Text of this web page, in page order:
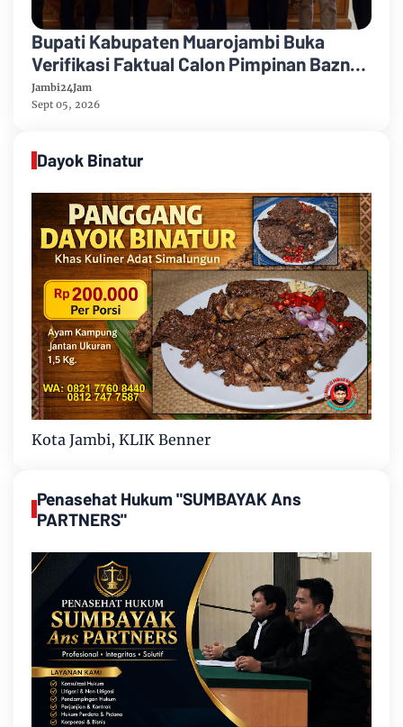
Bupati Kabupaten Muarojambi Buka
Verifikasi Faktual Calon Pimpinan Baznas
Tahun 2026-2031
Jambi24Jam
Sept 05, 2026
Dayok Binatur
Kota Jambi, KLIK Benner
Penasehat Hukum "SUMBAYAK Ans
PARTNERS"